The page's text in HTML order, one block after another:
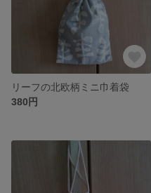
リーフの北欧柄ミニ巾着袋
380円